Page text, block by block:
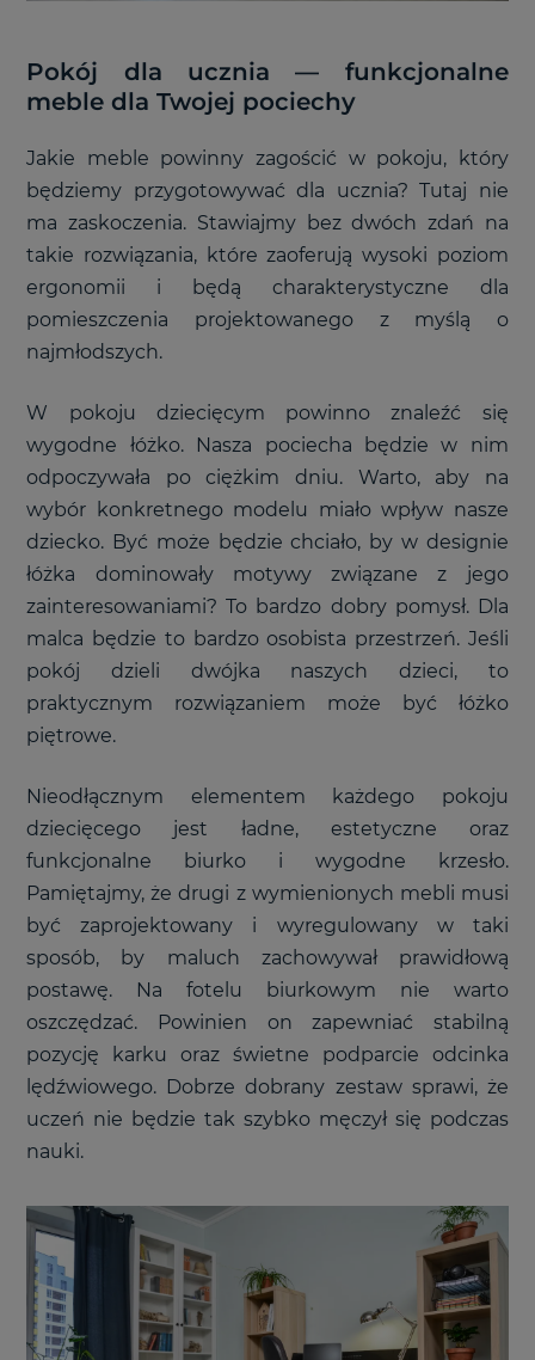
Pokój dla ucznia— funkcjonalne
meble dla Twojej pociechy
Jakie meble powinny zagościć w pokoju, który
będziemy przygotowywać dla ucznia? Tutaj nie
ma zaskoczenia. Stawiajmy bez dwóch zdań na
takie rozwiązania, które zaoferują wysoki poziom
ergonomii i będą charakterystyczne dla
pomieszczenia projektowanego z myślą o
najmłodszych.
W pokoju dziecięcym powinno znaleźć się
wygodne łóżko. Nasza pociecha będzie w nim
odpoczywała po ciężkim dniu. Warto, aby na
wybór konkretnego modelu miało wpływ nasze
dziecko. Być może będzie chciało, by w designie
łóżka dominowały motywy związane z jego
zainteresowaniami? To bardzo dobry pomysł. Dla
malca będzie to bardzo osobista przestrzeń. Jeśli
pokój dzieli dwójka naszych dzieci, to
praktycznym rozwiązaniem może być łóżko
piętrowe.
Nieodłącznym elementem każdego pokoju
dziecięcego jest ładne, estetyczne oraz
funkcjonalne biurko i wygodne krzesło.
Pamiętajmy, że drugi z wymienionych mebli musi
być zaprojektowany i wyregulowany w taki
sposób, by maluch zachowywał prawidłową
postawę. Na fotelu biurkowym nie warto
oszczędzać. Powinien on zapewniać stabilną
pozycję karku oraz świetne podparcie odcinka
lędźwiowego. Dobrze dobrany zestaw sprawi, że
uczeń nie będzie tak szybko męczył się podczas
nauki.